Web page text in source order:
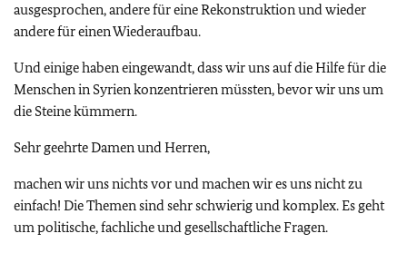
ausgesprochen, andere für eine Rekonstruktion und wieder
andere für einen Wiederaufbau.
Und einige haben eingewandt, dass wir uns auf die Hilfe für die
Menschen in Syrien konzentrieren müssten, bevor wir uns um
die Steine kümmern.
Sehr geehrte Damen und Herren,
machen wir uns nichts vor und machen wir es uns nicht zu
einfach! Die Themen sind sehr schwierig und komplex. Es geht
um politische, fachliche und gesellschaftliche Fragen.